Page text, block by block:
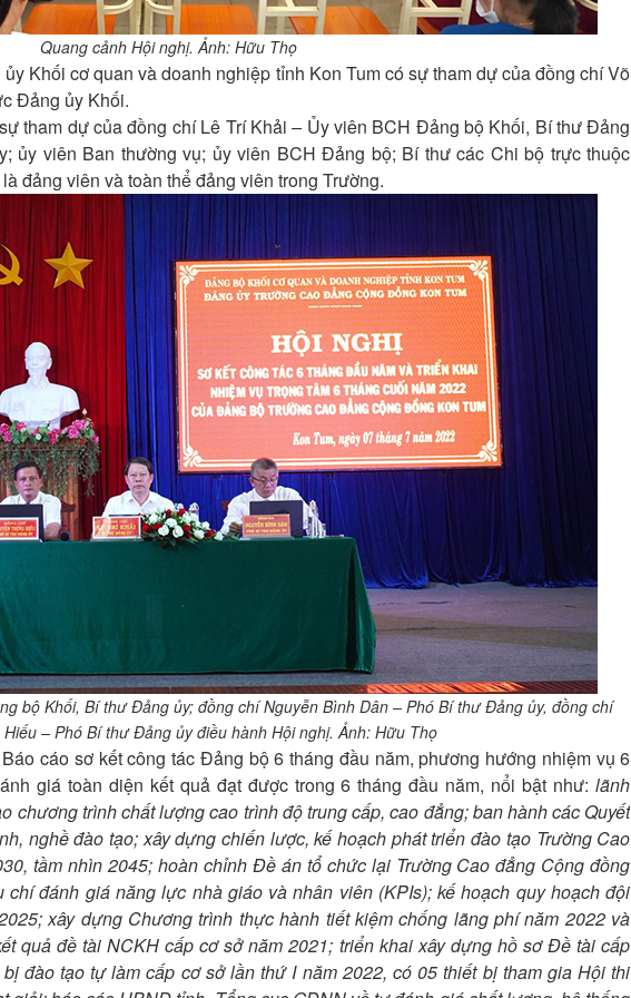
Quang cảnh Hội nghị. Ảnh: Hữu Thọ
cơ quan và doanh nghiệp tỉnh Kon Tum có sự tham dự của đồng chí Võ
Đảng ủy Khối.
tham dự của đồng chí Lê Trí Khải–Ủy viên BCH Đảng bộ Khối, Bí thư Đảng
ủy viên Ban thường vụ; ủy viên BCH Đảng bộ; Bí thư các Chi bộ trực thuộc
đảng viên và toàn thể đảng viên trong Trường.
bộ Khối, Bí thư Đảng ủy; đồng chí Nguyễn Bình Dân – Phó Bí thư Đảng ủy, đồng chí
– Phó Bí thư Đảng ủy điều hành Hội nghị. Ảnh: Hữu Thọ
cáo sơ kết công tác Đảng bộ 6 tháng đầu năm, phương hướng nhiệm vụ 6
giá toàn diện kết quả đạt được trong 6 tháng đầu năm, nổi bật như:lãnh
chương trình chất lượng cao trình độ trung cấp, cao đẳng; ban hành các Quyết
nghề đào tạo; xây dựng chiến lược, kế hoạch phát triển đào tạo Trường Cao
tầm nhìn 2045; hoàn chỉnh Đề án tổ chức lại Trường Cao đẳng Cộng đồng
chí đánh giá năng lực nhà giáo và nhân viên (KPIs); kế hoạch quy hoạch đội
xây dựng Chương trình thực hành tiết kiệm chống lãng phí năm 2022 và
quả đề tài NCKH cấp cơ sở năm 2021; triển khai xây dựng hồ sơ Đề tài cấp
đào tạo tự làm cấp cơ sở lần thứ I năm 2022, có 05 thiết bị tham gia Hội thi